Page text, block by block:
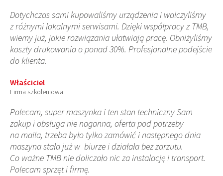
Dotychczas sami kupowaliśmy urządzenia i walczyliśmy
z różnymi lokalnymi serwisami. Dzięki współpracy z TMB,
wiemy już, jakie rozwiązania ułatwiają pracę. Obniżyliśmy
koszty drukowania o ponad 30%. Profesjonalne podejście
do klienta.
Właściciel
Firma szkoleniowa
Polecam, super maszynka i ten stan techniczny Sam
zakup i obsługa nie naganna, oferta pod potrzeby
na maila, trzeba było tylko zamówić i następnego dnia
maszyna stała już w biurze i działała bez zarzutu.
Co ważne TMB nie doliczało nic za instalację i transport.
Polecam sprzęt i firmę.